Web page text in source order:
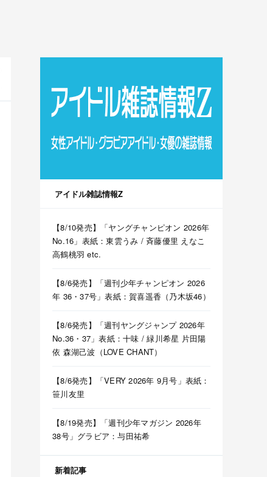
アイドル雑誌情報Z
【8/10発売】「ヤングチャンピオン 2026年
No.16」表紙：東雲うみ / 斉藤優里 えなこ
高鶴桃羽 etc.
【8/6発売】「週刊少年チャンピオン 2026
年 36・37号」表紙：賀喜遥香（乃木坂46）
【8/6発売】「週刊ヤングジャンプ 2026年
No.36・37」表紙：十味 / 緑川希星 片田陽
依 森湖己波（LOVE CHANT）
【8/6発売】「VERY 2026年 9月号」表紙：
笹川友里
【8/19発売】「週刊少年マガジン 2026年
38号」グラビア：与田祐希
新着記事